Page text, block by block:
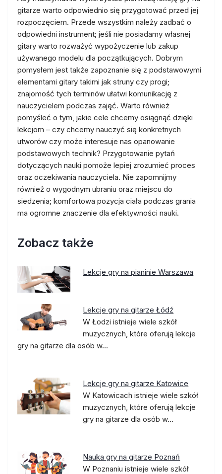
gitarze warto odpowiednio się przygotować przed jej
rozpoczęciem. Przede wszystkim należy zadbać o
odpowiedni instrument; jeśli nie posiadamy własnej
gitary warto rozważyć wypożyczenie lub zakup
używanego modelu dla początkujących. Dobrym
pomysłem jest także zapoznanie się z podstawowymi
elementami gitary takimi jak struny czy progi;
znajomość tych terminów ułatwi komunikację z
nauczycielem podczas zajęć. Warto również
pomyśleć o tym, jakie cele chcemy osiągnąć dzięki
lekcjom – czy chcemy nauczyć się konkretnych
utworów czy może interesuje nas opanowanie
podstawowych technik? Przygotowanie pytań
dotyczących nauki pomoże lepiej zrozumieć proces
oraz oczekiwania nauczyciela. Nie zapomnijmy
również o wygodnym ubraniu oraz miejscu do
siedzenia; komfortowa pozycja ciała podczas grania
ma ogromne znaczenie dla efektywności nauki.
Zobacz także
Lekcje gry na pianinie Warszawa
Lekcje gry na gitarze Łódź
W Łodzi istnieje wiele szkół
muzycznych, które oferują lekcje
gry na gitarze dla osób w…
Lekcje gry na gitarze Katowice
W Katowicach istnieje wiele szkół
muzycznych, które oferują lekcje
gry na gitarze dla osób w…
Nauka gry na gitarze Poznań
W Poznaniu istnieje wiele szkół